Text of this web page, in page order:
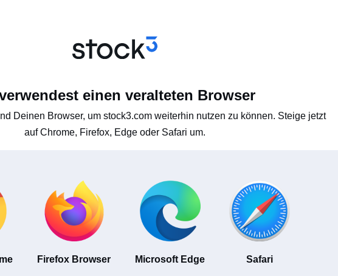
einen veralteten Browser
Deinen Browser, um stock3.com weiterhin nutzen zu können. Steige jetzt
auf Chrome, Firefox, Edge oder Safari um.
Firefox Browser Microsoft Edge Safari